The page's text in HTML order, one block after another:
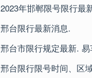
2023年邯郸限号限行最
邢台限行最新消息.
邢台市限行规定最新.
邢台限行限号时间、区